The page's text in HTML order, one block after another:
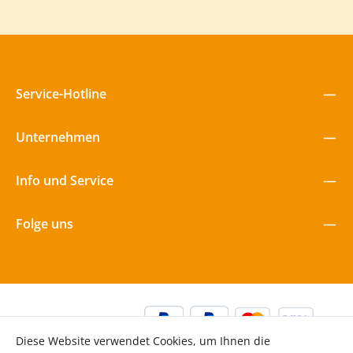
Service-Hotline
Unternehmen
Info und Service
Folge uns
Diese Website verwendet Cookies, um Ihnen die